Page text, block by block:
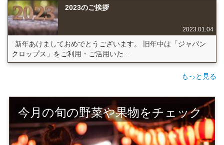
2023のご挨拶
2023.01.04
新年あけましておめでとうございます。 旧年中は「ジャパン
クロップス」をご利用・ご活用いた...
もっと見る
今月の旬の野菜や果物をチェック